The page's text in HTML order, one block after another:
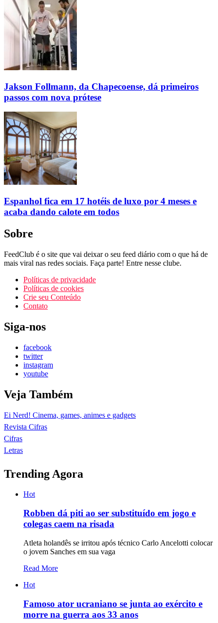
Jakson Follmann, da Chapecoense, dá primeiros
passos com nova prótese
Espanhol fica em 17 hotéis de luxo por 4 meses e
acaba dando calote em todos
Sobre
FeedClub é o site que vai deixar o seu feed diário com o que há de
mais viral nas redes sociais. Faça parte! Entre nesse clube.
Políticas de privacidade
Políticas de cookies
Crie seu Conteúdo
Contato
Siga-nos
facebook
twitter
instagram
youtube
Veja Também
Ei Nerd! Cinema, games, animes e gadgets
Revista Cifras
Cifras
Letras
Trending Agora
Hot
Robben dá piti ao ser substituído em jogo e
colegas caem na risada
Atleta holandês se irritou após técnico Carlo Ancelotti colocar
o jovem Sanches em sua vaga
Read More
Hot
Famoso ator ucraniano se junta ao exército e
morre na guerra aos 33 anos